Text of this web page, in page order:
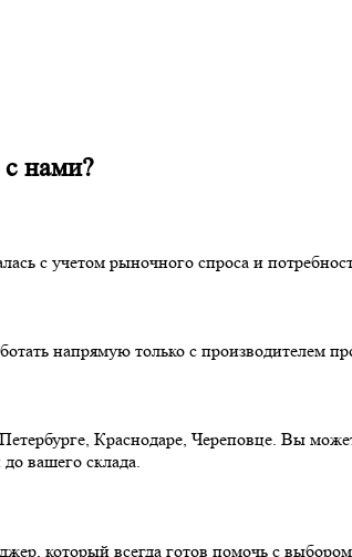
с нами?
с учетом рыночного спроса и
напрямую только с производителем
Краснодаре, Череповце. Вы
вашего склада.
который всегда готов помочь с